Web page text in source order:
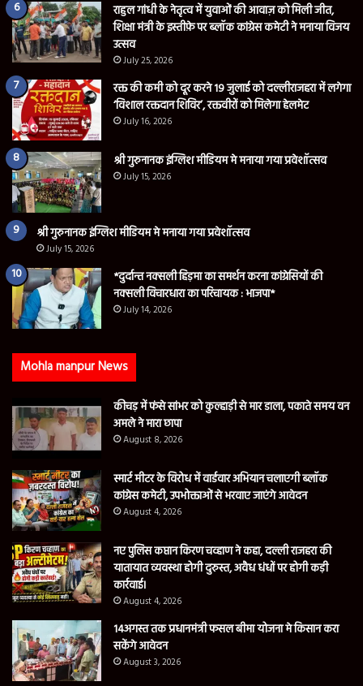
राहुल गांधी के नेतृत्व में युवाओं की आवाज़ को मिली जीत,
शिक्षा मंत्री के इस्तीफ़े पर ब्लॉक कांग्रेस कमेटी ने मनाया विजय
उत्सव
July 25, 2026
रक्त की कमी को दूर करने 19 जुलाई को दल्लीराजहरा में लगेगा
‘विशाल रक्तदान शिविर’, रक्तवीरों को मिलेगा हेलमेट
July 16, 2026
श्री गुरुनानक इंग्लिश मीडियम मे मनाया गया प्रवेशॉत्सव
July 15, 2026
श्री गुरुनानक इंग्लिश मीडियम मे मनाया गया प्रवेशॉत्सव
July 15, 2026
*दुर्दान्त नक्सली हिड़मा का समर्थन करना कांग्रेसियों की
नक्सली विचारधारा का परिचायक : भाजपा*
July 14, 2026
Mohla manpur News
कीचड़ में फंसे सांभर को कुल्हाड़ी से मार डाला, पकाते समय वन
अमले ने मारा छापा
August 8, 2026
स्मार्ट मीटर के विरोध में वार्डवार अभियान चलाएगी ब्लॉक
कांग्रेस कमेटी, उपभोक्ताओं से भरवाए जाएंगे आवेदन
August 4, 2026
नए पुलिस कप्तान किरण चव्हाण ने कहा, दल्ली राजहरा की
यातायात व्यवस्था होगी दुरुस्त, अवैध धंधों पर होगी कड़ी
कार्रवाई।
August 4, 2026
14अगस्त तक प्रधानमंत्री फसल बीमा योजना मे किसान करा
सकेंगे आवेदन
August 3, 2026